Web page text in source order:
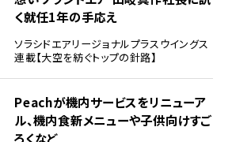
く就任1年の手応え
ソラシドエアリージョナルプラスウイングス
連載【大空を紡ぐトップの針路】
Peachが機内サービスをリニューア
ル、機内食新メニューや子供向けすご
ろくなど